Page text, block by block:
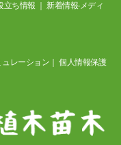
立ち情報 新着情報‧メディ
レーション ｜個⼈情報保護